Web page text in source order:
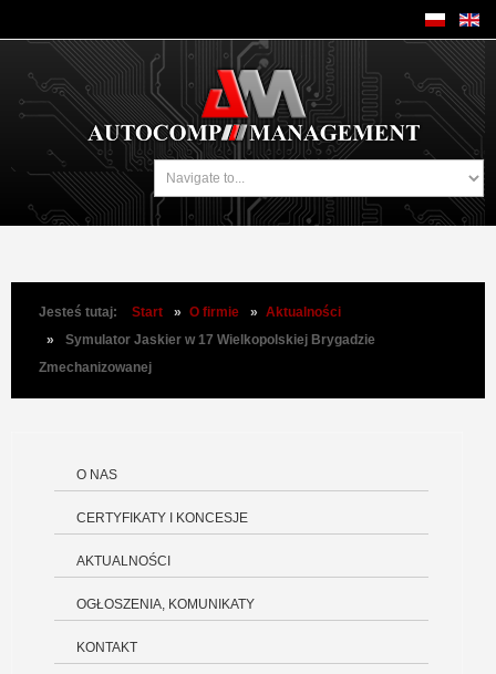
Jesteś tutaj: Start » O firmie » Aktualności
»
Symulator Jaskier w 17 Wielkopolskiej Brygadzie
Zmechanizowanej
O NAS
CERTYFIKATY I KONCESJE
AKTUALNOŚCI
OGŁOSZENIA, KOMUNIKATY
KONTAKT